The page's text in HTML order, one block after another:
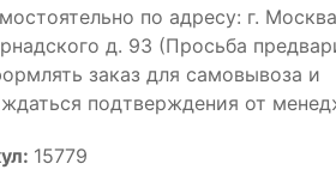
по адресу: г.
д. 93 (Просьба
заказ для самовывоза и
подтверждения от
15779